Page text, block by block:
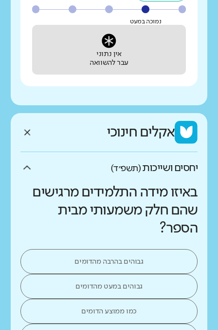
נמוכה במעט
אין נתוני
עבר להשוואה
אקלים חינוכי
יחסים ושייכות(תשפ״ד)
באיזו מידה התלמידים מרגישים
שהם חלק משמעותי מבית
הספר?
גבוהים בהרבה מהדומים
גבוהים במעט מהדומים
כמו ממוצע הדומים